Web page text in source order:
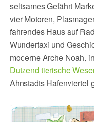
seltsames Gefährt
vier Motoren,
fahrendes Haus auf
Wundertaxi und
moderne Arche Noah,
Dutzend tierische
Ahnstadts Hafenviertel